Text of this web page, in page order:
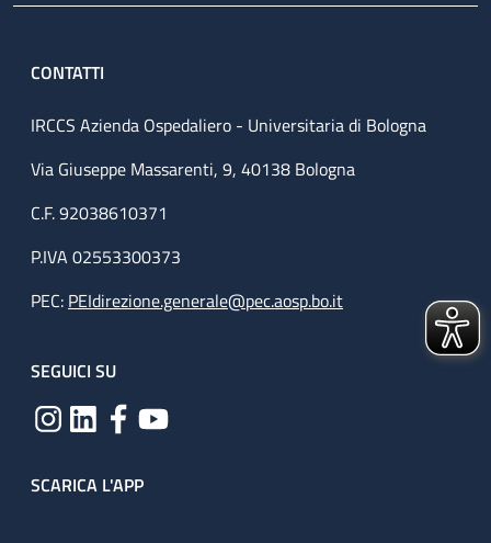
CONTATTI
IRCCS Azienda Ospedaliero - Universitaria di Bologna
Via Giuseppe Massarenti, 9, 40138 Bologna
C.F. 92038610371
P.IVA 02553300373
PEC: PEIdirezione.generale@pec.aosp.bo.it
SEGUICI SU
SCARICA L'APP